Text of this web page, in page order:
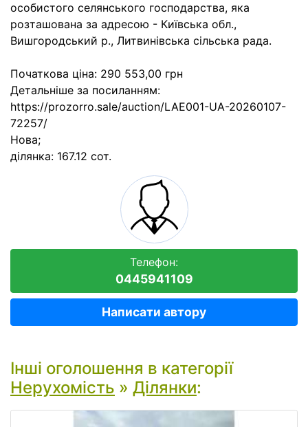
особистого селянського господарства, яка
розташована за адресою - Київська обл.,
Вишгородський р., Литвинівська сільська рада.
Початкова ціна: 290 553,00 грн
Детальніше за посиланням:
https://prozorro.sale/auction/LAE001-UA-20260107-
72257/
Нова;
ділянка: 167.12 сот.
Телефон:
0445941109
Написати автору
Інші оголошення в категорії
Нерухомість » Ділянки: